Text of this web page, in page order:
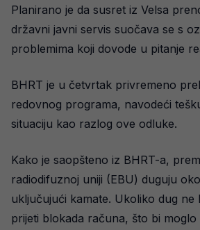
Planirano je da susret iz Velsa
državni javni servis suočava se s
problemima koji dovode u pitanje
BHRT je u četvrtak privremeno
redovnog programa, navodeći
situaciju kao razlog ove odluke.
Kako je saopšteno iz BHRT-a,
radiodifuznoj uniji (EBU) duguju
uključujući kamate. Ukoliko dug ne
prijeti blokada računa, što bi moglo